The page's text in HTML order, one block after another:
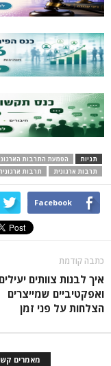
תגיות הטמעת התרבות
תרבות ארגונית
תרבות
Facebook
כתבה קודמת
איך לבנות צוותים יעילים
ואפקטיביים שמייצרים
הצלחות על פני זמן
מאמרים